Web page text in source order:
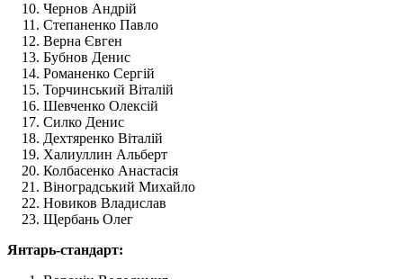
Чернов Андрій
Степаненко Павло
Верна Євген
Бубнов Денис
Романенко Сергій
Торчинський Віталій
Шевченко Олексій
Силко Денис
Дехтяренко Віталій
Халиуллин Альберт
Колбасенко Анастасія
Віноградський Михайло
Новиков Владислав
Щербань Олег
Янтарь-стандарт: